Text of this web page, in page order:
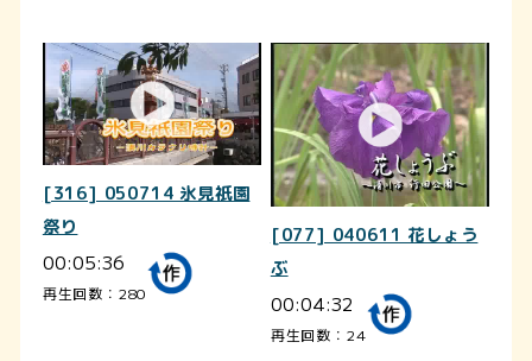
[316] 050714 氷見祇園
祭り
00:05:36
再生回数：280
[077] 040611 花しょう
ぶ
00:04:32
再生回数：24